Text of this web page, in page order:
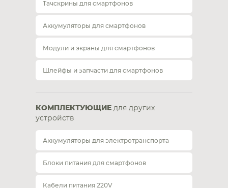
Тачскрины для смартфонов
Аккумуляторы для смартфонов
Модули и экраны для смартфонов
Шлейфы и запчасти для смартфонов
КОМПЛЕКТУЮЩИЕ для других
устройств
Аккумуляторы для электротранспорта
Блоки питания для смартфонов
Кабели питания 220V